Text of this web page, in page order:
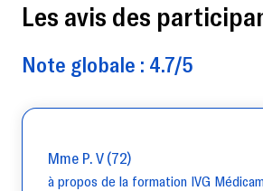
Les avis des
Note globale : 4.7/5
Mme P. V (72)
à propos de la formation IVG